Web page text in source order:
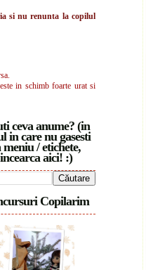
si nu renunta la copilul
in schimb foarte urat si
ceva anume? (in
in care nu gasesti
meniu / etichete,
incearca aici! :)
Copilarim